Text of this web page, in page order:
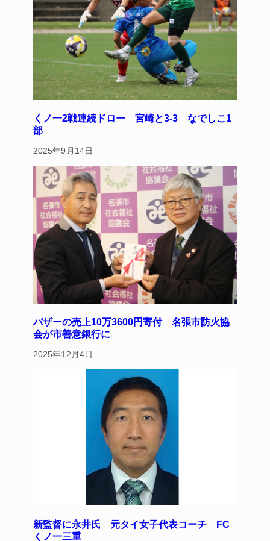
くノ一2戦連続ドロー 宮崎と3-3 なでしこ1
部
2025年9月14日
バザーの売上10万3600円寄付 名張市防火協
会が市善意銀行に
2025年12月4日
新監督に永井氏 元タイ女子代表コーチ FC
くノ一三重